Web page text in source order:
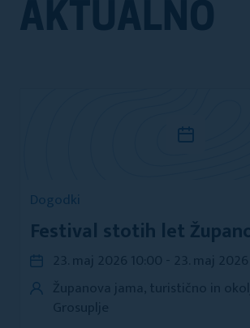
AKTUALNO
Dogodki
Festival stotih let